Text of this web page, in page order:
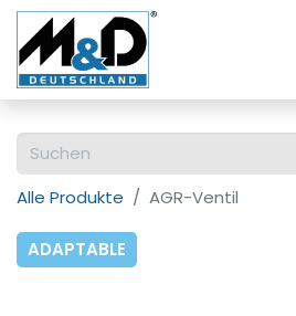
Alle Produkte AGR-Ventil
ADAPTABLE